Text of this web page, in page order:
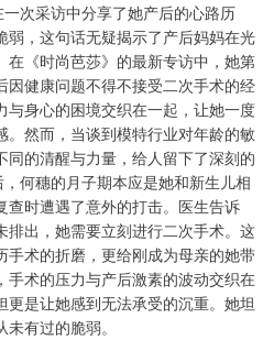
次采访中分享了她产后的心路历
弱，这句话无疑揭示了产后妈妈在光
在《时尚芭莎》的最新专访中，她第
因健康问题不得不接受二次手术的经
与身心的困境交织在一起，让她一度
然而，当谈到模特行业对年龄的敏
的清醒与力量，给人留下了深刻的
何穗的月子期本应是她和新生儿相
查时遭遇了意外的打击。医生告诉
排出，她需要立刻进行二次手术。这
手术的折磨，更给刚成为母亲的她带
手术的压力与产后激素的波动交织在
是让她感到无法承受的沉重。她坦
有过的脆弱。